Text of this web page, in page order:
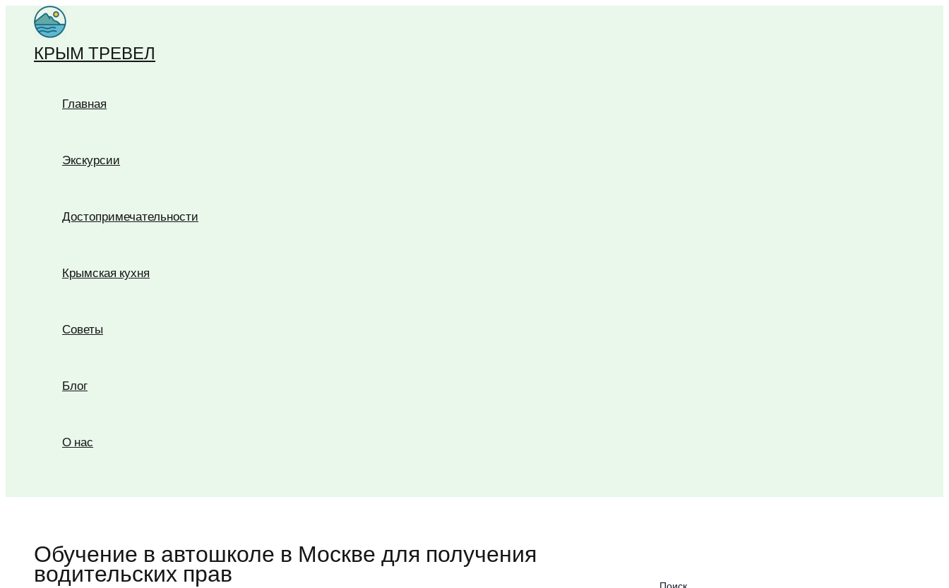
Перейти
содержимому
КРЫМ ТРЕВЕЛ
Главная
Экскурсии
Достопримечательности
Крымская кухня
Советы
Блог
О нас
Обучение в автошколе в Москве для получения
водительских прав